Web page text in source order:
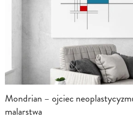
Mondrian – ojciec
malarstwa